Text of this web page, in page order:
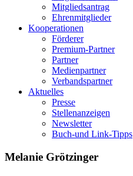
Mitgliedsantrag
Ehrenmitglieder
Kooperationen
Förderer
Premium-Partner
Partner
Medienpartner
Verbandspartner
Aktuelles
Presse
Stellenanzeigen
Newsletter
Buch-und Link-Tipps
Melanie Grötzinger